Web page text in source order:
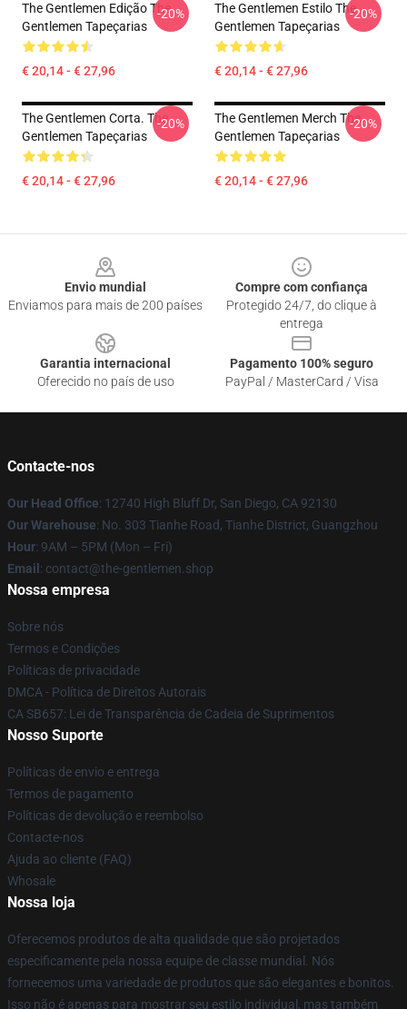
The Gentlemen Edição The
Gentlemen Tapeçarias
€ 20,14 - € 27,96
-20%
The Gentlemen Estilo The
Gentlemen Tapeçarias
€ 20,14 - € 27,96
-20%
The Gentlemen Corta. The
Gentlemen Tapeçarias
€ 20,14 - € 27,96
-20%
The Gentlemen Merch The
Gentlemen Tapeçarias
€ 20,14 - € 27,96
-20%
Envio mundial
Enviamos para mais de 200 países
Compre com confiança
Protegido 24/7, do clique à
entrega
Garantia internacional
Oferecido no país de uso
Pagamento 100% seguro
PayPal / MasterCard / Visa
Contacte-nos
Our Head Office: 12740 High Bluff Dr, San Diego, CA 92130
Our Warehouse: No. 303 Tianhe Road, Tianhe District, Guangzhou
Hour: 9AM – 5PM (Mon – Fri)
Email : contact@the-gentlemen.shop
Nossa empresa
Sobre nós
Termos e Condições
Políticas de privacidade
DMCA - Política de Direitos Autorais
CA SB657: Lei de Transparência de Cadeia de Suprimentos
Nosso Suporte
Políticas de envio e entrega
Termos de pagamento
Políticas de devolução e reembolso
Contacte-nos
Ajuda ao cliente (FAQ)
Whosale
Nossa loja
Oferecemos produtos de alta qualidade que são projetados
especificamente pela nossa equipe de classe mundial. Nós
fornecemos uma variedade de produtos que são elegantes e bonitos.
Isso não é apenas para mostrar seu estilo individual, mas também